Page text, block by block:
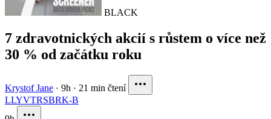
BLACK
7 zdravotnických akcií s růstem o více než
30 % od začátku roku
Krystof Jane · 9h · 21 min čtení
LLYVTRSBRK-B